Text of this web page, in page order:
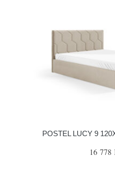
POSTEL LUCY 9
16 778